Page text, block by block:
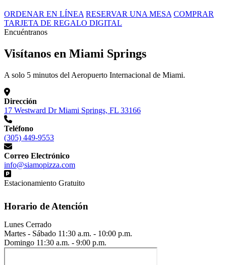
ORDENAR EN LÍNEA RESERVAR UNA MESA COMPRAR
TARJETA DE REGALO DIGITAL
Encuéntranos
Visítanos en Miami Springs
A solo 5 minutos del Aeropuerto Internacional de Miami.
Dirección
17 Westward Dr Miami Springs, FL 33166
Teléfono
(305) 449-9553
Correo Electrónico
info@siamopizza.com
Estacionamiento Gratuito
Horario de Atención
Lunes Cerrado
Martes - Sábado 11:30 a.m. - 10:00 p.m.
Domingo 11:30 a.m. - 9:00 p.m.